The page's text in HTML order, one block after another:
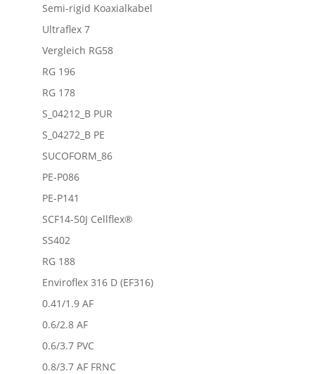
Semi-rigid Koaxialkabel
Ultraflex 7
Vergleich RG58
RG 196
RG 178
S_04212_B PUR
S_04272_B PE
SUCOFORM_86
PE-P086
PE-P141
SCF14-50J Cellflex®
SS402
RG 188
Enviroflex 316 D (EF316)
0.41/1.9 AF
0.6/2.8 AF
0.6/3.7 PVC
0.8/3.7 AF FRNC